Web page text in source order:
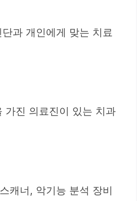
과 개인에게 맞는 치료
가진 의료진이 있는 치과
캐너, 악기능 분석 장비